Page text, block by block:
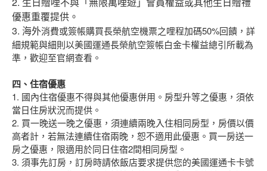
優惠重覆提供。
3. 海外消費或簽帳購買長榮航空機票之哩程加碼50%回饋，詳
細規範與細則以美國運通長榮航空簽帳白金卡權益總引所載為
準，歡迎至官網查看。
四、住宿優惠
1. 國內住宿優惠不得與其他優惠併用。房型升等之優惠，須依
當日住房狀況而提供。
2. 買一晚送一晚之優惠，須連續兩晚入住相同房型，房價以價
高者計，若無法連續住宿兩晚，恕不適用此優惠。買一房送一
房之優惠，限適用於同日住宿2間相同房型。
3. 須事先訂房，訂房時請依飯店要求提供您的美國運通卡卡號